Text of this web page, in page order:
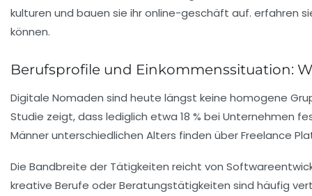
Berufsprofile und Einkommenssituation:
Digitale Nomaden sind heute längst keine homogene
Studie zeigt, dass lediglich etwa 18 % bei Unternehmen
Männer unterschiedlichen Alters finden über Freelance
Die Bandbreite der Tätigkeiten reicht von
kreative Berufe oder Beratungstätigkeiten sind häufig